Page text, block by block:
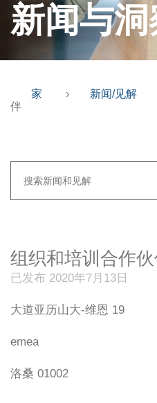
新闻与洞
家 › 新闻/见解
伴
组织和培训合作
已发布 2020年7月13日
大道亚历山大-维恩 19
emea
洛桑 01002